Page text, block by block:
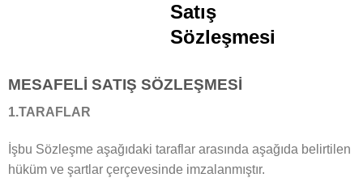
Satış
Sözleşmesi
MESAFELİ SATIŞ SÖZLEŞMESİ
1.TARAFLAR
İşbu Sözleşme aşağıdaki taraflar arasında aşağıda belirtilen
hüküm ve şartlar çerçevesinde imzalanmıştır.